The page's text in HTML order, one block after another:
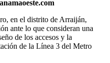
en el distrito de Arraiján,
ante lo que consideran una
de los accesos y la
de la Línea 3 del Metro